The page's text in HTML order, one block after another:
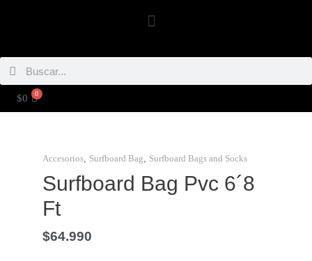
Menú
BuscarBuscar
$0 0CARRITO
Accesorios, Surfboard Bag Surfboard Bags and Socks
Surfboard Bag Pvc 6´8
Ft
$64.990
6
Ft
cantidad